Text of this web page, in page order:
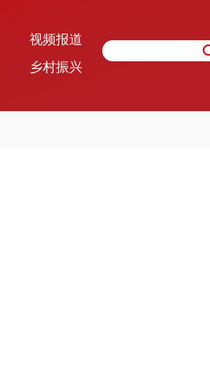
视频报道
乡村振兴